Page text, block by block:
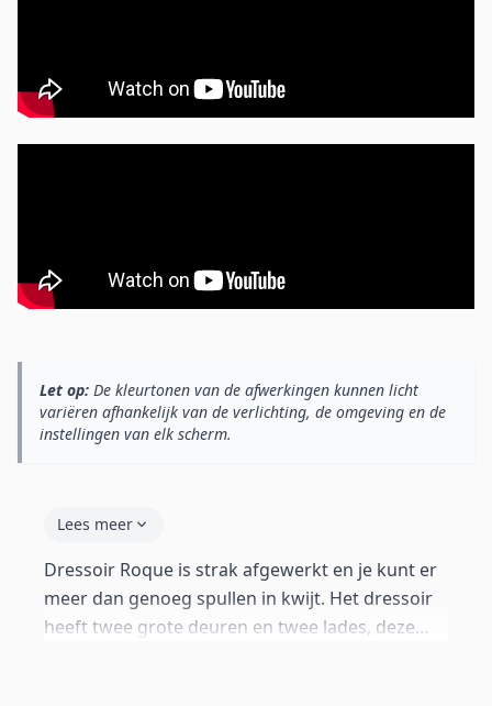
Let op: De kleurtonen van de afwerkingen kunnen licht
variëren afhankelijk van de verlichting, de omgeving en de
instellingen van elk scherm.
Lees meer
Dressoir Roque is strak afgewerkt en je kunt er
meer dan genoeg spullen in kwijt. Het dressoir
heeft twee grote deuren en twee lades, deze